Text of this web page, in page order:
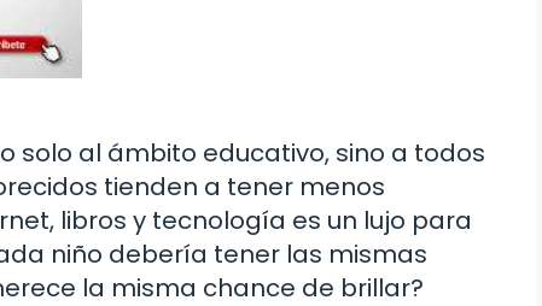
solo al ámbito educativo, sino a todos
tienden a tener menos
libros y tecnología es un lujo para
niño debería tener las mismas
la misma chance de brillar?